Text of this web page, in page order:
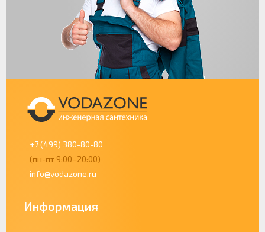
+7 (499) 380-80-80
(пн-пт 9:00–20:00)
info@vodazone.ru
Информация